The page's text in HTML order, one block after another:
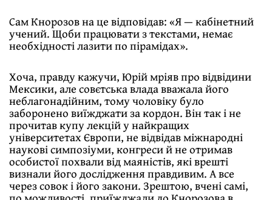
Сам Кнорозов на це відповідав: «Я — кабінетний
учений. Щоби працювати з текстами, немає
необхідності лазити по пірамідах».
Хоча, правду кажучи, Юрій мріяв про відвідини
Мексики, але совєтська влада вважала його
неблагонадійним, тому чоловіку було
заборонено виїжджати за кордон. Він так і не
прочитав купу лекцій у найкращих
університетах Європи, не відвідав міжнародні
наукові симпозіуми, конгреси й не отримав
особистої похвали від маяністів, які врешті
визнали його дослідження правдивим. А все
через совок і його закони. Зрештою, вчені самі,